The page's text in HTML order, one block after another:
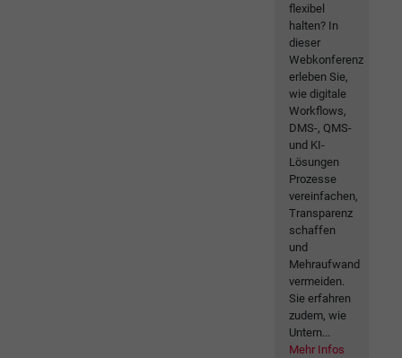
flexibel
halten? In
dieser
Webkonferenz
erleben Sie,
wie digitale
Workflows,
DMS-, QMS-
und KI-
Lösungen
Prozesse
vereinfachen,
Transparenz
schaffen
und
Mehraufwand
vermeiden.
Sie erfahren
zudem, wie
Untern...
Mehr Infos